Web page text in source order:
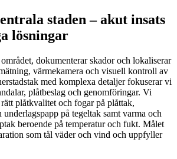
staden – akut insats
lösningar
dokumenterar skador och lokaliserar
värmekamera och visuell kontroll av
med komplexa detaljer fokuserar vi
plåtbeslag och genomföringar. Vi
plåtkvalitet och fogar på plåttak,
underlagspapp på tegeltak samt varma och
beroende på temperatur och fukt. Målet
som tål väder och vind och uppfyller